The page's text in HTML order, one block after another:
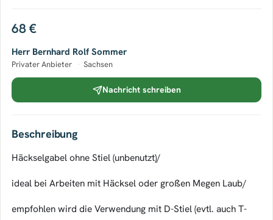
68 €
Herr Bernhard Rolf Sommer
Privater Anbieter · Sachsen
Nachricht schreiben
Beschreibung
Häckselgabel ohne Stiel (unbenutzt)/
ideal bei Arbeiten mit Häcksel oder großen Megen Laub/
empfohlen wird die Verwendung mit D-Stiel (evtl. auch T-